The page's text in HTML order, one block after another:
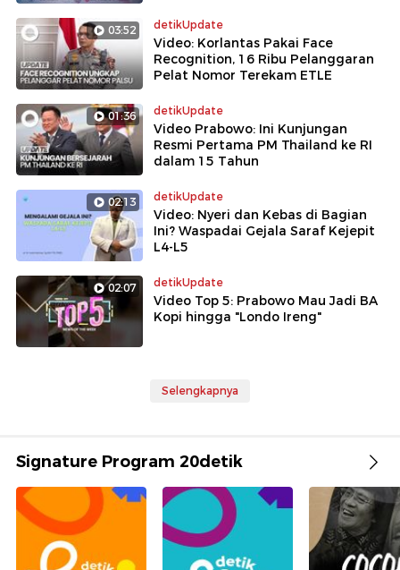
03:52 detikUpdate
Video: Korlantas Pakai Face
Recognition, 16 Ribu Pelanggaran
Pelat Nomor Terekam ETLE
01:36 detikUpdate
Video Prabowo: Ini Kunjungan
Resmi Pertama PM Thailand ke RI
dalam 15 Tahun
02:13 detikUpdate
Video: Nyeri dan Kebas di Bagian
Ini? Waspadai Gejala Saraf Kejepit
L4-L5
02:07 detikUpdate
Video Top 5: Prabowo Mau Jadi BA
Kopi hingga "Londo Ireng"
Selengkapnya
Signature Program 20detik